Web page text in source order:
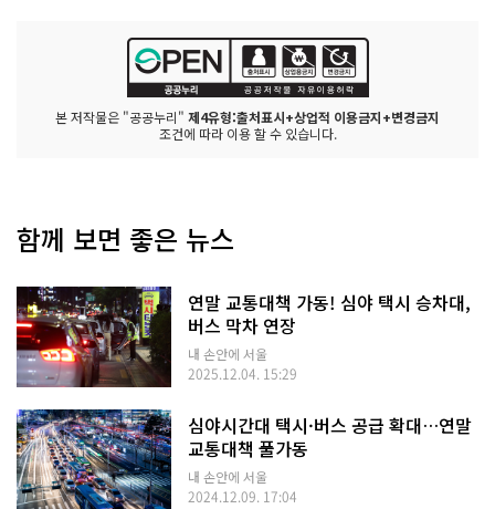
본 저작물은 "공공누리" 제4유형:출처표시+상업적 이용금지+변경금지
조건에 따라 이용 할 수 있습니다.
함께 보면 좋은 뉴스
연말 교통대책 가동! 심야 택시 승차대,
버스 막차 연장
내 손안에 서울
2025.12.04. 15:29
심야시간대 택시·버스 공급 확대…연말
교통대책 풀가동
내 손안에 서울
2024.12.09. 17:04